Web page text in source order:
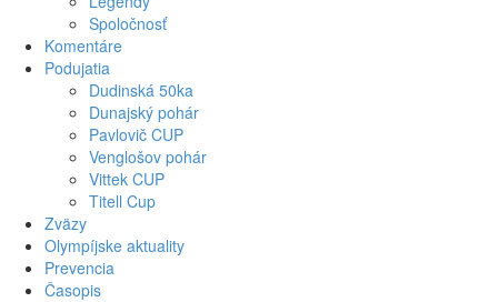
Spoločnosť
Komentáre
Podujatia
Dudinská 50ka
Dunajský pohár
Pavlovič CUP
Venglošov pohár
Vittek CUP
Titell Cup
Zväzy
Olympíjske aktuality
Prevencia
Časopis